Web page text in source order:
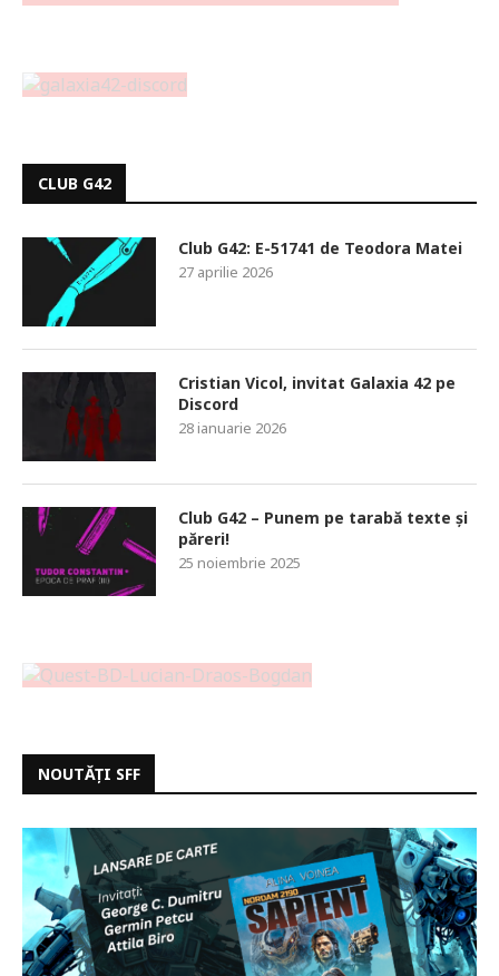
CLUB G42
Club G42: E-51741 de Teodora Matei
27 aprilie 2026
Cristian Vicol, invitat Galaxia 42 pe
Discord
28 ianuarie 2026
Club G42 – Punem pe tarabă texte și
păreri!
25 noiembrie 2025
NOUTĂȚI SFF